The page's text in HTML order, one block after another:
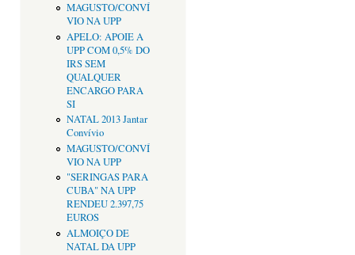
MAGUSTO/CONVÍ
VIO NA UPP
APELO: APOIE A
UPP COM 0,5% DO
IRS SEM
QUALQUER
ENCARGO PARA
SI
NATAL 2013 Jantar
Convívio
MAGUSTO/CONVÍ
VIO NA UPP
"SERINGAS PARA
CUBA" NA UPP
RENDEU 2.397,75
EUROS
ALMOIÇO DE
NATAL DA UPP